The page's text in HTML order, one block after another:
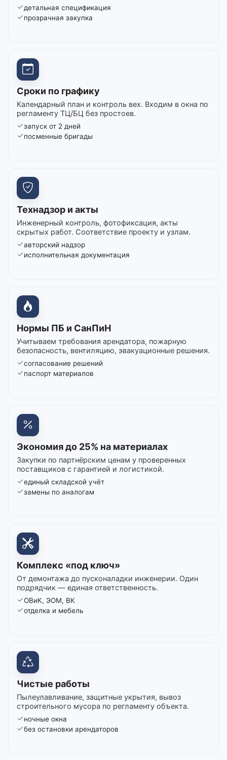
детальная спецификация
прозрачная закупка
Сроки по графику
Календарный план и контроль вех. Входим в окна по
регламенту ТЦ/БЦ без простоев.
запуск от 2 дней
посменные бригады
Технадзор и акты
Инженерный контроль, фотофиксация, акты
скрытых работ. Соответствие проекту и узлам.
авторский надзор
исполнительная документация
Нормы ПБ и СанПиН
Учитываем требования арендатора, пожарную
безопасность, вентиляцию, эвакуационные решения.
согласование решений
паспорт материалов
Экономия до 25% на материалах
Закупки по партнёрским ценам у проверенных
поставщиков с гарантией и логистикой.
единый складской учёт
замены по аналогам
Комплекс «под ключ»
От демонтажа до пусконаладки инженерии. Один
подрядчик — единая ответственность.
ОВиК, ЭОМ, ВК
отделка и мебель
Чистые работы
Пылеулавливание, защитные укрытия, вывоз
строительного мусора по регламенту объекта.
ночные окна
без остановки арендаторов